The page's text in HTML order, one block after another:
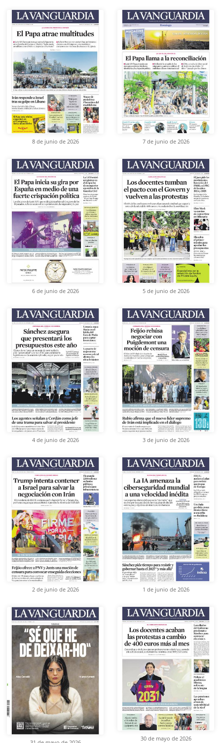
8 de junio de 2026 7 de junio de 2026
6 de junio de 2026 5 de junio de 2026
4 de junio de 2026 3 de junio de 2026
2 de junio de 2026 1 de junio de 2026
30 de mayo de 2026